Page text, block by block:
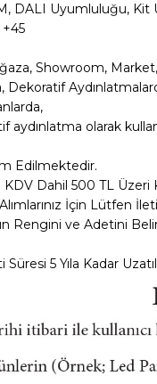
DALI Uyumluluğu, Kit
+45
Showroom,
Dekoratif
aydınlatma olarak
Edilmektedir.
KDV Dahil 500 TL Üzeri
İçin Lütfen
Rengini ve Adetini
Süresi 5 Yıla Kadar